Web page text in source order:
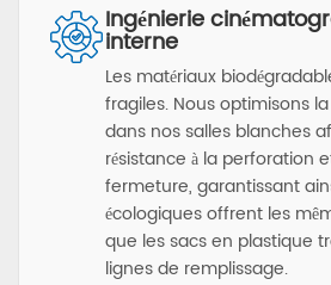
Ingénierie
interne
Les matériaux
fragiles. Nous optimisons
dans nos salles blanches
résistance à la perforation
fermeture, garantissant
écologiques offrent les
que les sacs en plastique
lignes de remplissage.